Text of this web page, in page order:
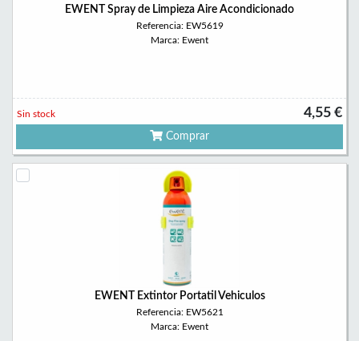
EWENT Spray de Limpieza Aire Acondicionado
Referencia: EW5619
Marca: Ewent
4,55 €
Sin stock
Comprar
EWENT Extintor Portatil Vehiculos
Referencia: EW5621
Marca: Ewent